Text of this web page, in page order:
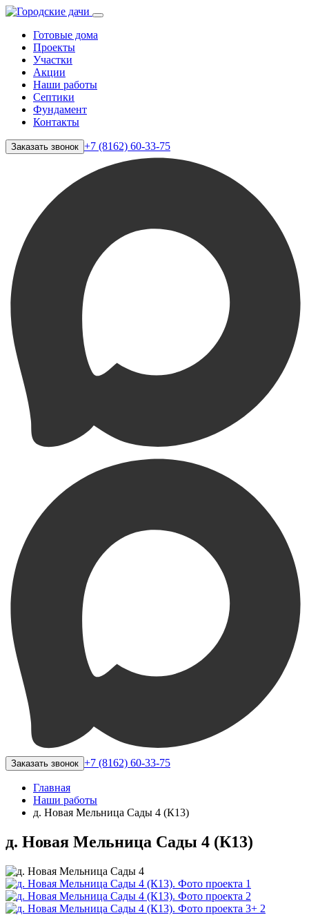
Готовые дома
Проекты
Участки
Акции
Наши работы
Септики
Фундамент
Контакты
Заказать звонок +7 (8162) 60-33-75
Заказать звонок +7 (8162) 60-33-75
Главная
Наши работы
д. Новая Мельница Сады 4 (К13)
д. Новая Мельница Сады 4 (К13)
+ 2